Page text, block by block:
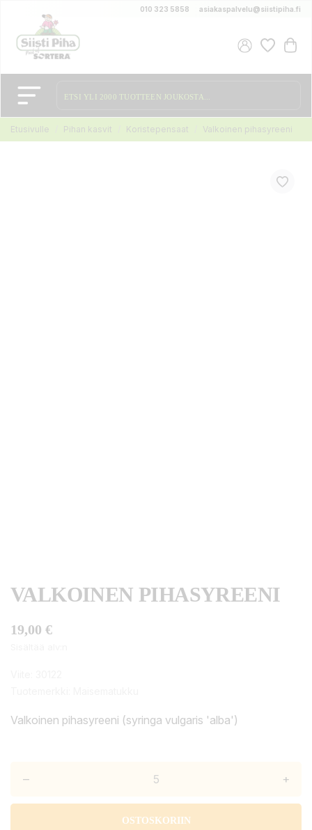
010 323 5858 asiakaspalvelu@siistipiha.fi
Etusivulle Pihan kasvit Koristepensaat Valkoinen pihasyreeni
VALKOINEN PIHASYREENI
19,00 €
Valkoinen pihasyreeni (syringa vulgaris 'alba')
– +
OSTOSKORIIN